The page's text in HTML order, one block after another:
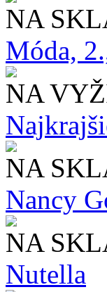
NA
Móda,
NA
NA
Nancy
NA
Nutella